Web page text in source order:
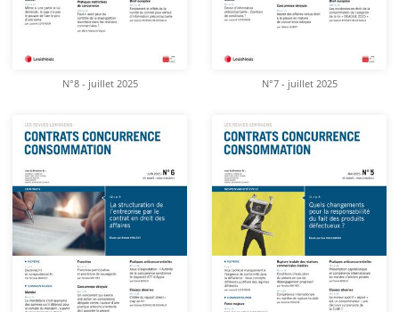
N°8 - juillet 2025 N°7 - juillet 2025